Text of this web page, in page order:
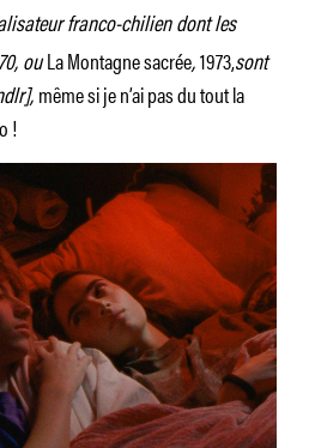
franco-chilien dont les
ouLa Montagne sacrée,1973,sont
même si je n’ai pas du tout la
!